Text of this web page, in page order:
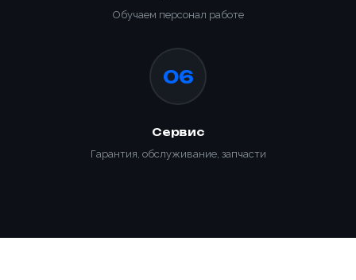
Обучаем персонал работе
06
Сервис
Гарантия, обслуживание, запчасти